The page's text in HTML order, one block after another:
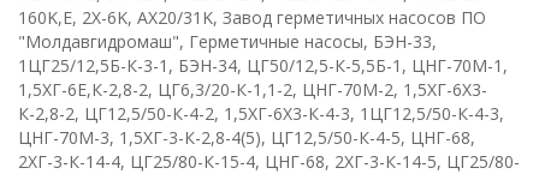
160K,E, 2X-6K, AX20/31 K, Завод герметичных насосов ПО
"Молдавгидромаш", Герметичные насосы, БЭН-33,
1ЦГ25/12,5Б-К-3-1 , БЭН-34, ЦГ50/12,5-К-5,5Б-1 , ЦНГ-70М-1 ,
1,5ХГ-6Е,К-2,8-2, ЦГ6,3/20-К-1,1-2, ЦНГ-70М-2, 1,5ХГ-6Х3-
К-2,8-2, ЦГ12,5/50-К-4-2, 1,5ХГ-6Х3-К-4-3, 1ЦГ12,5/50-К-4-3,
ЦНГ-70М-3, 1,5ХГ-3-К-2,8-4(5), ЦГ12,5/50-К-4-5, ЦНГ-68,
2ХГ-3-К-14-4, ЦГ25/80-К-15-4, ЦНГ-68, 2ХГ-3-К-14-5, ЦГ25/80-